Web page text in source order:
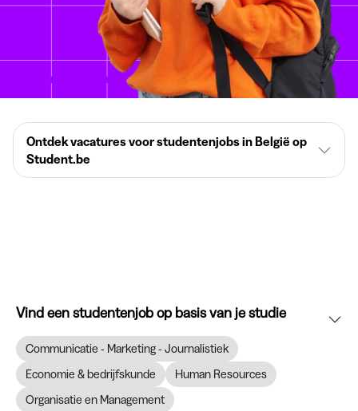
Ontdek vacatures voor studentenjobs in België op
Student.be
Vind een studentenjob op basis van je studie
Communicatie - Marketing - Journalistiek
Economie & bedrijfskunde
Human Resources
Organisatie en Management